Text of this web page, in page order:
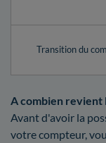
Transition du
A combien revient
Avant d'avoir la
votre compteur,